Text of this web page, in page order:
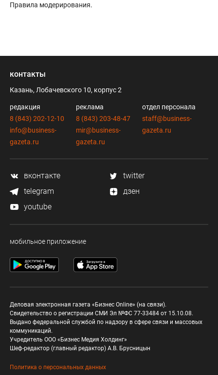
Правила модерирования.
контакты
Казань, Лобачевского 10, корпус 2
редакция
8 (843) 202-12-10
info@business-
gazeta.ru
реклама
8 (843) 203-48-47
mir@business-
gazeta.ru
отдел персонала
staff@business-
gazeta.ru
вконтакте
twitter
telegram
дзен
youtube
мобильное приложение
Деловая электронная газета «Бизнес Online» (на связи).
Свидетельство о регистрации СМИ Эл №ФС 77-33484 от 15.10.08.
Выдано федеральной службой по надзору в сфере связи и массовых
коммуникаций.
Учредитель ООО «Бизнес Медия Холдинг»
Шеф-редактор (главный редактор) А.В. Брусницын
Политика о персональных данных